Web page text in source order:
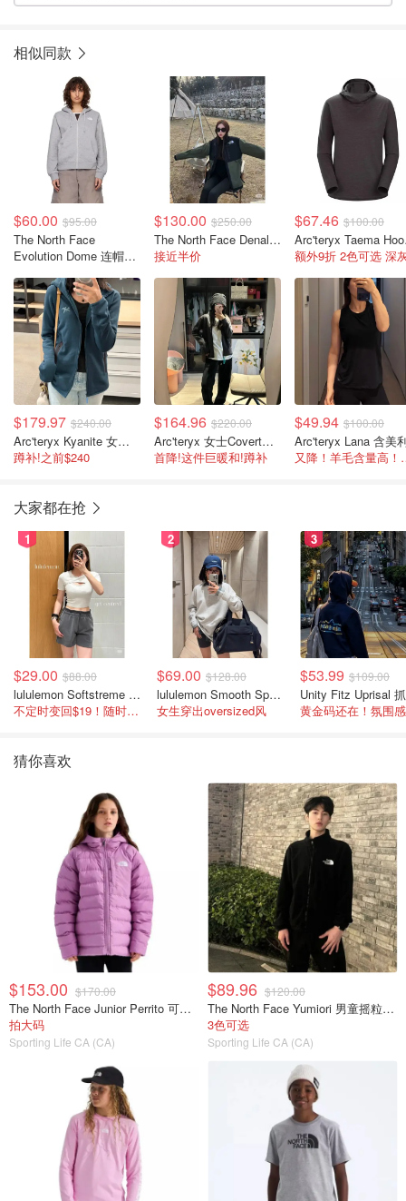
相似同款
$60.00 $95.00
The North Face
Evolution Dome 连帽拉
$130.00 $250.00
The North Face Denali 复古夹克 卡其色
接近半价
$67.46 $100.00
$179.97 $240.00
Arc'teryx Kyanite 女款连帽夹克
蹲补!之前$240
$164.96 $220.00
Arc'teryx 女士Covert开衫外套
首降!这件巨暖和!蹲补
$49.94 $100.00
又降！
大家都在抢
1
$29.00 $88.00
lululemon Softstreme 女士高腰短裤 10cm
不定时变回$19！随时点进来看
2
$69.00 $128.00
lululemon Smooth Spacer 经典卫衣
女生穿出oversized风
3
$53.99 $109.00
猜你喜欢
$153.00 $170.00
The North Face Junior Perrito 可翻转连帽夹克
拍大码
Sporting Life CA (CA)
$89.96 $120.00
The North Face Yumiori 男童摇粒绒外套 连帽拉链
3色可选
Sporting Life CA (CA)